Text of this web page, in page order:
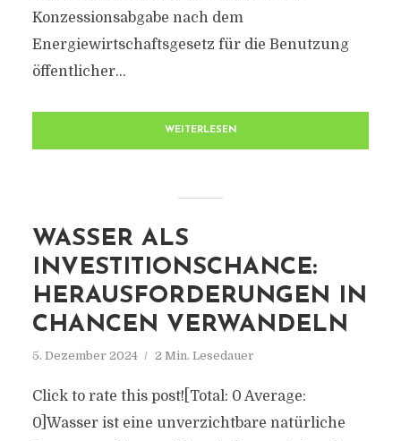
Konzessionsabgabe nach dem
Energiewirtschaftsgesetz für die Benutzung
öffentlicher...
WEITERLESEN
WASSER ALS
INVESTITIONSCHANCE:
HERAUSFORDERUNGEN IN
CHANCEN VERWANDELN
5. Dezember 2024 2 Min. Lesedauer
Click to rate this post![Total: 0 Average:
0]Wasser ist eine unverzichtbare natürliche